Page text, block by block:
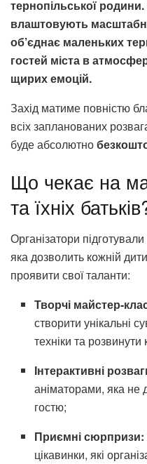
тернопільської родини.
влаштовують
об’єднає маленьких
гостей міста в
щирих емоцій.
Захід матиме повністю
всіх запланованих
буде абсолютно
Що чекає на
та їхніх
Організатори
яка дозволить кожній
проявити свої таланти:
Творчі майстер-
створити унікальні
техніки та
Інтерактивні
аніматорами, яка не
гостю;
Приємні сюрпризи:
цікавинки, які